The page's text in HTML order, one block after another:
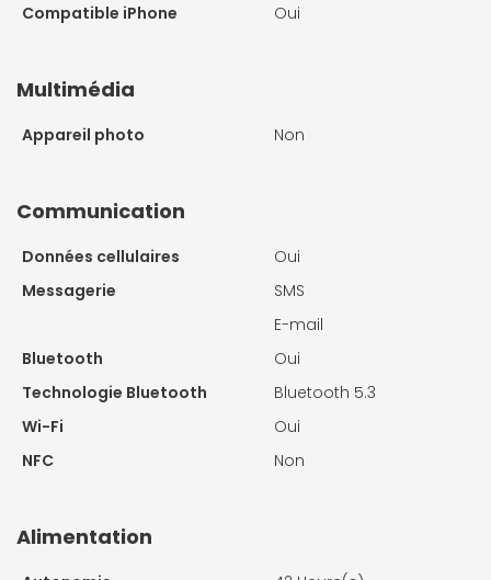
Compatible iPhone
Oui
Multimédia
Appareil photo Non
Communication
Données cellulaires
Oui
Messagerie
SMS
E-mail
Bluetooth
Oui
Technologie Bluetooth
Bluetooth 5.3
Wi-Fi
Oui
NFC
Non
Alimentation